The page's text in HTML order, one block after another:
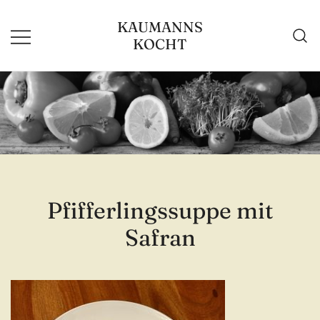
Inhalt
springen
KAUMANNS
KOCHT
Pfifferlingssuppe mit
Safran